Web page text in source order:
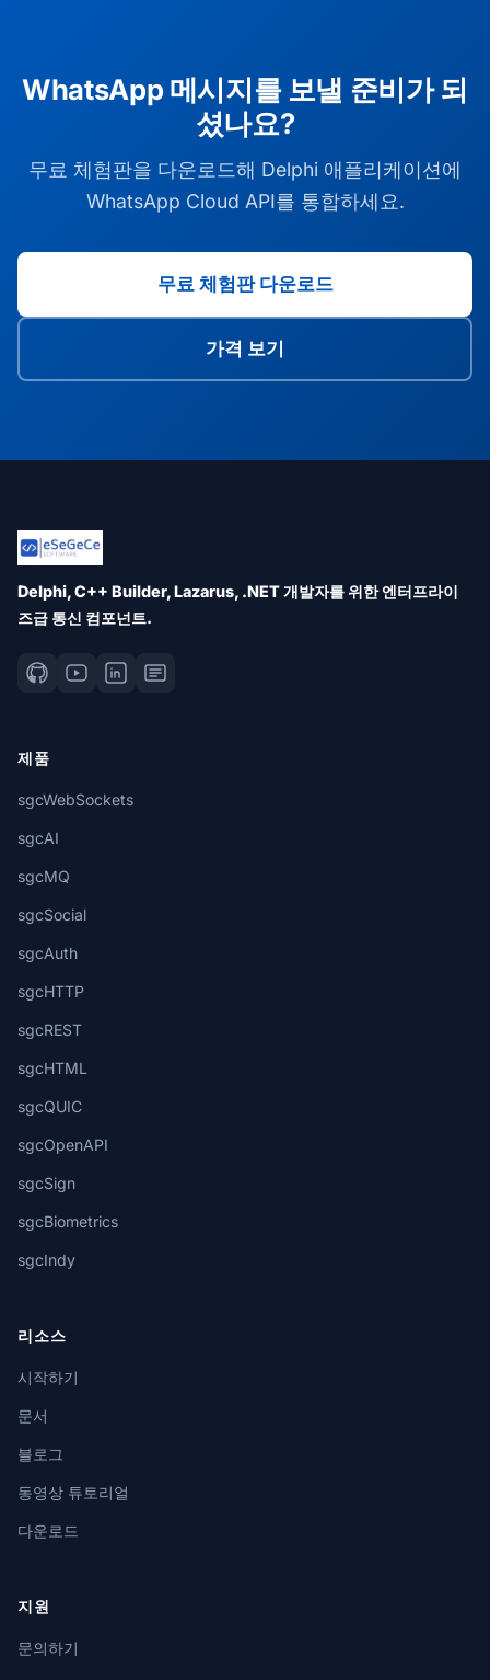
WhatsApp 메시지를 보낼 준비가 되
셨나요?
무료 체험판을 다운로드해 Delphi 애플리케이션에
WhatsApp Cloud API를 통합하세요.
무료 체험판 다운로드
가격 보기
Delphi, C++ Builder, Lazarus, .NET 개발자를 위한 엔터프라이
즈급 통신 컴포넌트.
제품
sgcWebSockets
sgcAI
sgcMQ
sgcSocial
sgcAuth
sgcHTTP
sgcREST
sgcHTML
sgcQUIC
sgcOpenAPI
sgcSign
sgcBiometrics
sgcIndy
리소스
시작하기
문서
블로그
동영상 튜토리얼
다운로드
지원
문의하기